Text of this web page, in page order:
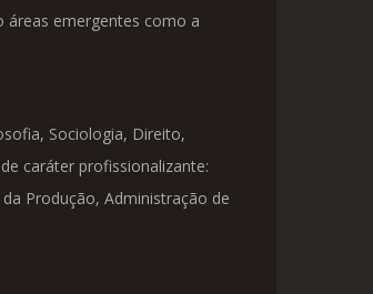
áreas emergentes como a
Sociologia, Direito,
caráter profissionalizante:
Produção, Administração de